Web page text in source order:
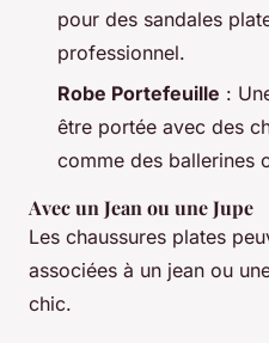
pour des sandales
professionnel.
Robe Portefeuille :
être portée avec des
comme des ballerines
Avec un Jean ou une Jupe
Les chaussures plates
associées à un jean ou
chic.